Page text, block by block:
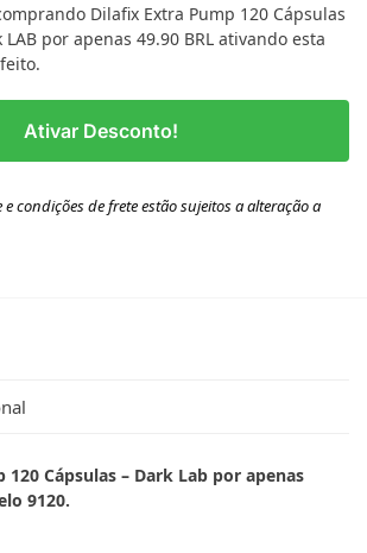
Dilafix Extra Pump 120 Cápsulas
por apenas 49.90 BRL ativando esta
Ativar Desconto!
condições de frete estão sujeitos a alteração a
Cápsulas – Dark Lab por apenas
9120.